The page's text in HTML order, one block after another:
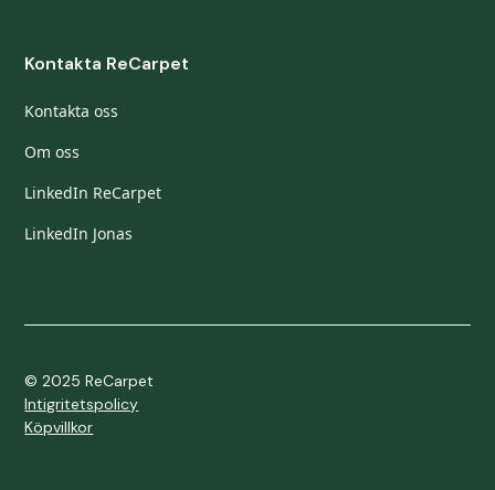
Kontakta ReCarpet
Kontakta oss
Om oss
LinkedIn ReCarpet
LinkedIn Jonas
© 2025 ReCarpet
Intigritetspolicy
Köpvillkor